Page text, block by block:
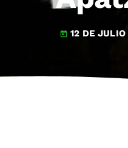
today 12 DE